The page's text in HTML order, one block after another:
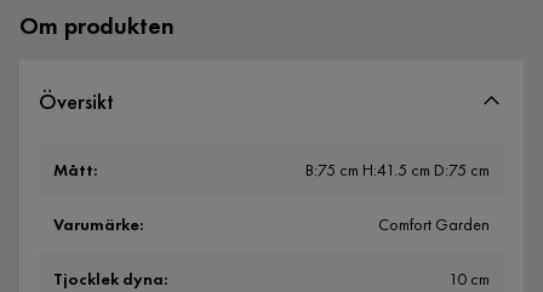
Om produkten
Översikt
Mått: B:75 cm H:41.5 cm D:75 cm
Varumärke: Comfort Garden
Tjocklek dyna: 10 cm